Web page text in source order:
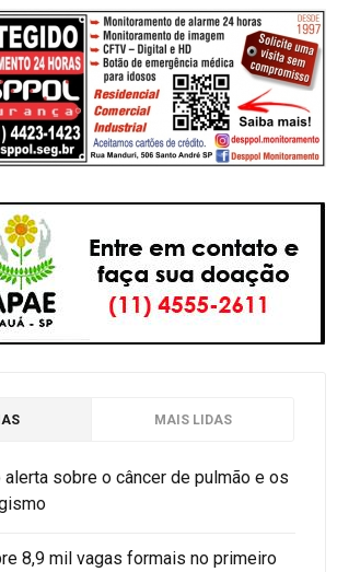
MAIS LIDAS
sobre o câncer de pulmão e os
8,9 mil vagas formais no primeiro